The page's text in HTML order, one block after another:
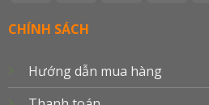
CHÍNH SÁCH
Hướng dẫn mua hàng